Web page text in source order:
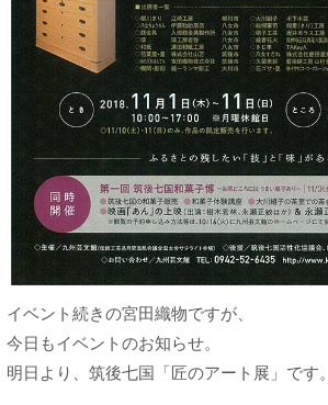
イベント続きの宮田織物ですが、
今日もイベントのお知らせ。
明日より、筑後七国「匠のアート展」です。